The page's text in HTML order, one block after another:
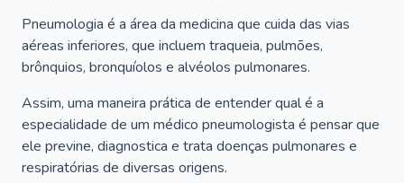
Pneumologia é a área da medicina que cuida das vias
aéreas inferiores, que incluem traqueia, pulmões,
brônquios, bronquíolos e alvéolos pulmonares.
Assim, uma maneira prática de entender qual é a
especialidade de um médico pneumologista é pensar que
ele previne, diagnostica e trata doenças pulmonares e
respiratórias de diversas origens.